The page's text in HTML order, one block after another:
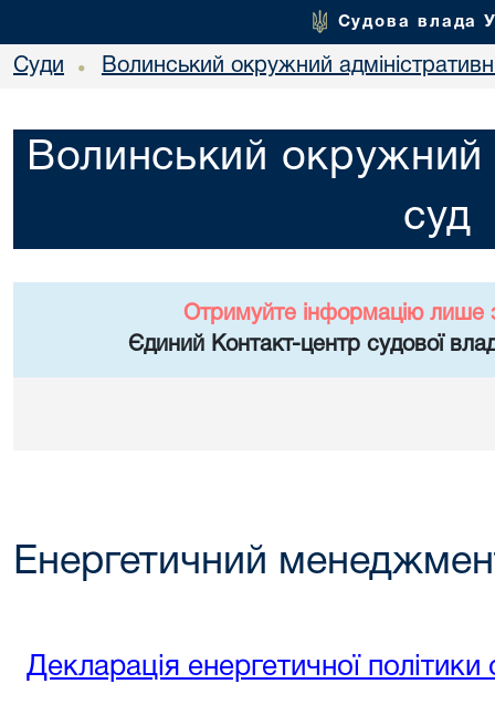
Судова влада
Суди • Волинський окружний
Волинський окружний
суд
Отримуйте інформацію лише
Єдиний Контакт-центр судової
Енергетичний
Декларація енергетичної політики